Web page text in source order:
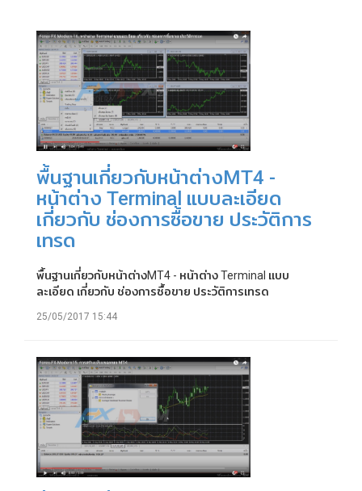
พื้นฐานเกี่ยวกับหน้าต่างMT4 -
หน้าต่าง Terminal แบบละเอียด
เกี่ยวกับ ช่องการซื้อขาย ประวัติการ
เทรด
พื้นฐานเกี่ยวกับหน้าต่างMT4 - หน้าต่าง Terminal แบบ
ละเอียด เกี่ยวกับ ช่องการซื้อขาย ประวัติการเทรด
25/05/2017 15:44